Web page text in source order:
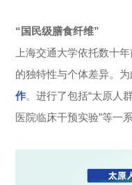
“国民级膳食纤维”
上海交通大学依托数十
的独特性与个体差异。
作。进行了包括“太原人
医院临床干预实验”等一